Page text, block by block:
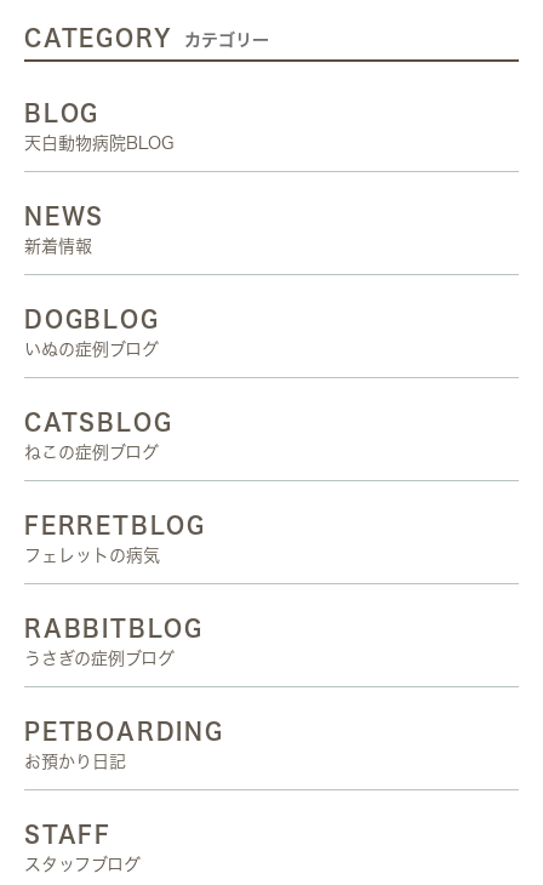
CATEGORY カテゴリー
BLOG
天白動物病院BLOG
NEWS
新着情報
DOGBLOG
いぬの症例ブログ
CATSBLOG
ねこの症例ブログ
FERRETBLOG
フェレットの病気
RABBITBLOG
うさぎの症例ブログ
PETBOARDING
お預かり日記
STAFF
スタッフブログ